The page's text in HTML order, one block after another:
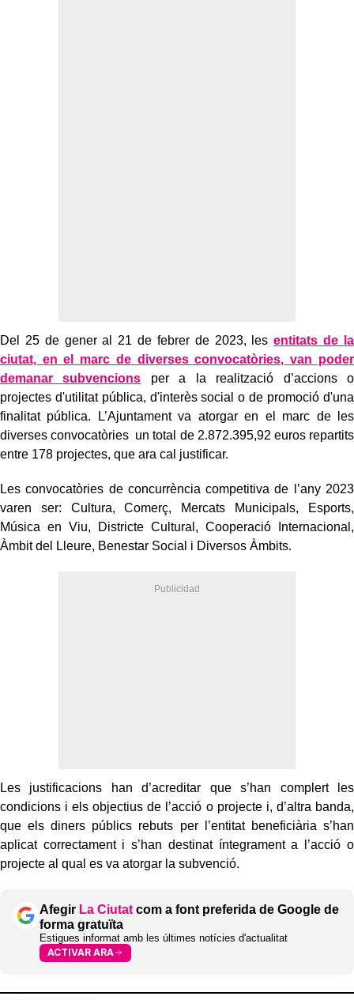
Del 25 de gener al 21 de febrer de 2023, lesentitats de la
ciutat, en el marc de diverses convocatòries, van poder
demanar subvencions per a la realització d’accions o
projectes d'utilitat pública, d'interès social o de promoció d'una
finalitat pública. L’Ajuntament va atorgar en el marc de les
diverses convocatòries un total de 2.872.395,92 euros repartits
entre 178 projectes, que ara cal justificar.
Les convocatòries de concurrència competitiva de l’any 2023
varen ser: Cultura, Comerç, Mercats Municipals, Esports,
Música en Viu, Districte Cultural, Cooperació Internacional,
Àmbit del Lleure, Benestar Social i Diversos Àmbits.
Les justificacions han d’acreditar que s’han complert les
condicions i els objectius de l’acció o projecte i, d’altra banda,
que els diners públics rebuts per l’entitat beneficiària s’han
aplicat correctament i s’han destinat íntegrament a l’acció o
projecte al qual es va atorgar la subvenció.
Afegir La Ciutat com a font preferida de Google de
forma gratuïta
Estigues informat amb les últimes notícies d'actualitat
ACTIVAR ARA